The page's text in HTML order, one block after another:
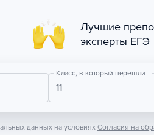
Лучшие
эксперты ЕГЭ
Класс, в который перешли
11
данных на условиях Согласия на